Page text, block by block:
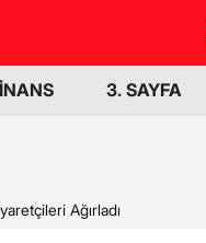
3. SAYFA
Ağırladı